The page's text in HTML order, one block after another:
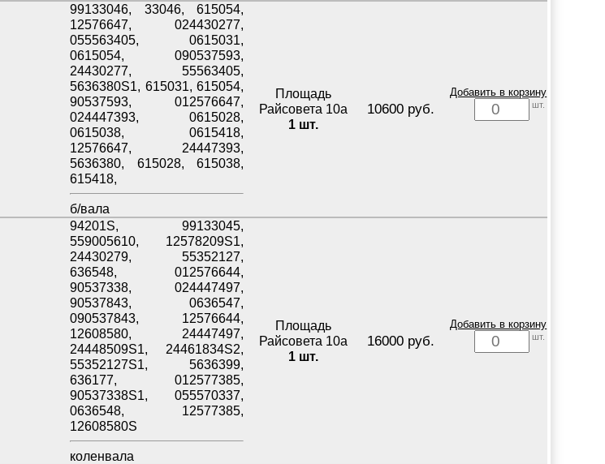
99133046, 33046, 615054,
12576647, 024430277,
055563405, 0615031,
0615054, 090537593,
24430277, 55563405,
5636380S1, 615031, 615054,
90537593, 012576647,
024447393, 0615028,
0615038, 0615418,
12576647, 24447393,
5636380, 615028, 615038,
615418,
б/вала
Площадь
Райсовета 10а
1 шт.
10600 руб.
Добавить в корзину
шт.
94201S, 99133045,
559005610, 12578209S1,
24430279, 55352127,
636548, 012576644,
90537338, 024447497,
90537843, 0636547,
090537843, 12576644,
12608580, 24447497,
24448509S1, 24461834S2,
55352127S1, 5636399,
636177, 012577385,
90537338S1, 055570337,
0636548, 12577385,
12608580S
коленвала
Площадь
Райсовета 10а
1 шт.
16000 руб.
Добавить в корзину
шт.